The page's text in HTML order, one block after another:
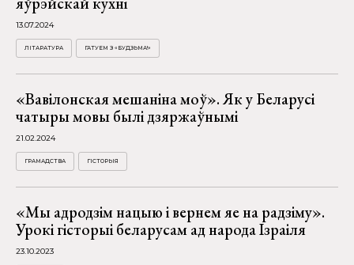
13.07.2024
ЛІТАРАТУРА ГАТУЕМ З «БУДЗЬМА!»
«Вавілонская мешаніна моў». Як у Беларусі
чатыры мовы былі дзяржаўнымі
21.02.2024
ГРАМАДСТВА ГІСТОРЫЯ
«Мы адродзім нацыю і вернем яе на радзіму».
Урокі гісторыі беларусам ад народа Ізраіля
23.10.2023